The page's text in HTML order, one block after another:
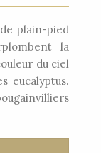
plain-pied
la
du ciel
eucalyptus.